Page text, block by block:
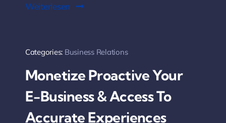
Weiterlesen
Categories: Business Relations
Monetize Proactive Your
E-Business & Access To
Accurate Experiences